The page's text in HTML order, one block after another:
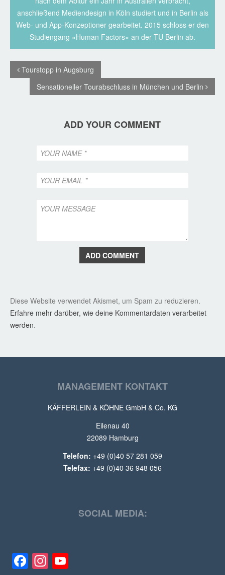
anschließend Mediendesign in Köln studiert und in Berlin als
Web- und App-Konzeptioner gearbeitet. 2015 schloss er den
Studiengang »Human Factors« an der TU Berlin ab.
Tourstopp in Augsburg
Sensationeller Tourabschluss in München und Berlin
ADD YOUR COMMENT
ADD COMMENT
Diese Website verwendet Akismet, um Spam zu reduzieren.
Erfahre mehr darüber, wie deine Kommentardaten verarbeitet
werden.
MANAGEMENT KONTAKT
KÄFFERLEIN & KÖHNE GmbH & Co. KG
Eilenau 40
22089 Hamburg
Telefon: +49 (0)40 57 281 059
Telefax: +49 (0)40 36 948 056
SOCIAL MEDIA:
Facebook
Instagram